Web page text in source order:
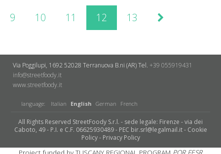
9
10 11 12 13
Via Poggilupi, 1692 52028 Terranuova B.ni (AR)Tel. +39 055919431
info@streetfoody.it
www.streetfoody.it
language: Italian English German French
All Rights Reserved StreetFoody S.r.l. - sede legale: Firenze - via dei
Caboto, 49 - P.I. e C.F. 06625930489 - PEC bir.srl@legalmail.it - Cookie
Policy- Privacy Policy